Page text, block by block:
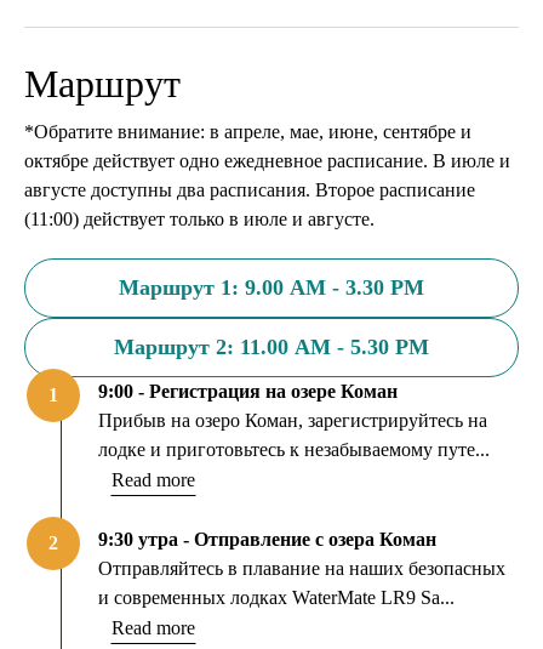
Маршрут
*Обратите внимание: в апреле, мае, июне, сентябре и
октябре действует одно ежедневное расписание. В июле и
августе доступны два расписания. Второе расписание
(11:00) действует только в июле и августе.
Маршрут 1: 9.00 AM - 3.30 PM
Маршрут 2: 11.00 AM - 5.30 PM
1
9:00 - Регистрация на озере Коман
Прибыв на озеро Коман, зарегистрируйтесь на
лодке и приготовьтесь к незабываемому путе...
Read more
2
9:30 утра - Отправление с озера Коман
Отправляйтесь в плавание на наших безопасных
и современных лодках WaterMate LR9 Sa...
Read more